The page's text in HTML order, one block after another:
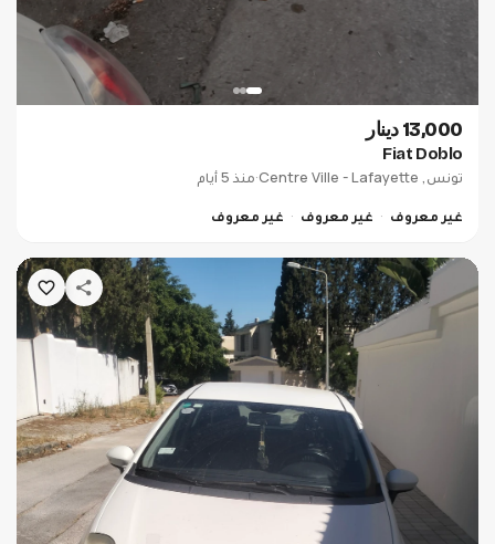
13,000 دينار
Fiat Doblo
تونس, Centre Ville - Lafayette
·منذ 5 أيام
غير معروف
غير معروف غير معروف